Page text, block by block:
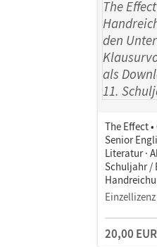
The Effect
Senior
Literatur ·
Schuljahr /
Unterricht
Download
Einzellizenz
20,00 EUR